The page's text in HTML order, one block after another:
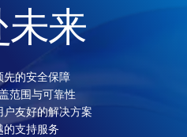
未来
先的安全保障
范围与可靠性
户友好的解决方案
的支持服务